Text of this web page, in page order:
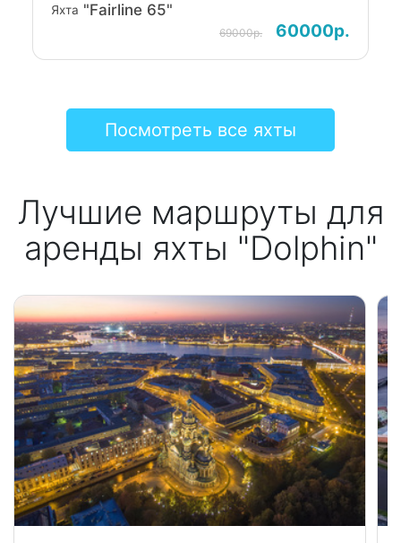
Яхта "Fairline 65"
69000р. 60000р.
Посмотреть все яхты
Лучшие маршруты для
аренды яхты "Dolphin"